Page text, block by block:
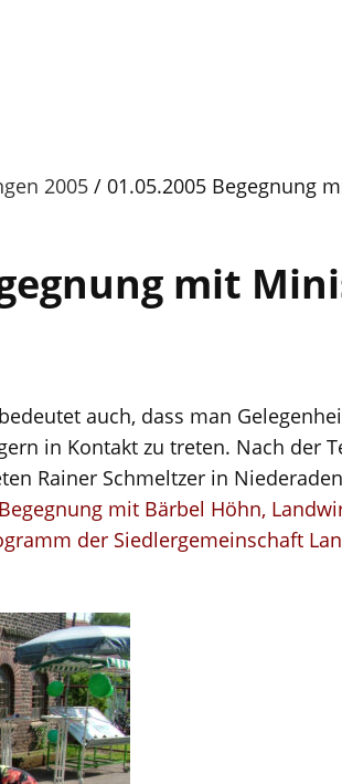
2005 01.05.2005 Begegnung
mit
auch, dass man
in Kontakt zu treten. Nach der
Rainer Schmeltzer in
mit Bärbel Höhn,
der Siedlergemeinschaft